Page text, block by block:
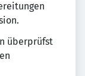
überprüfst